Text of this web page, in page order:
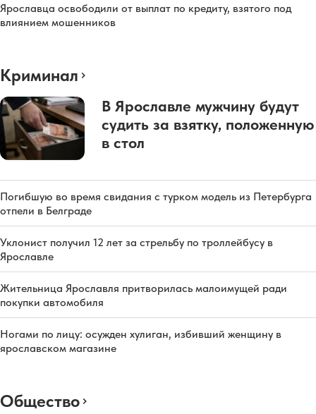
Ярославца освободили от выплат по кредиту, взятого под
влиянием мошенников
Криминал
В Ярославле мужчину будут
судить за взятку, положенную
в стол
Погибшую во время свидания с турком модель из Петербурга
отпели в Белграде
Уклонист получил 12 лет за стрельбу по троллейбусу в
Ярославле
Жительница Ярославля притворилась малоимущей ради
покупки автомобиля
Ногами по лицу: осужден хулиган, избивший женщину в
ярославском магазине
Общество